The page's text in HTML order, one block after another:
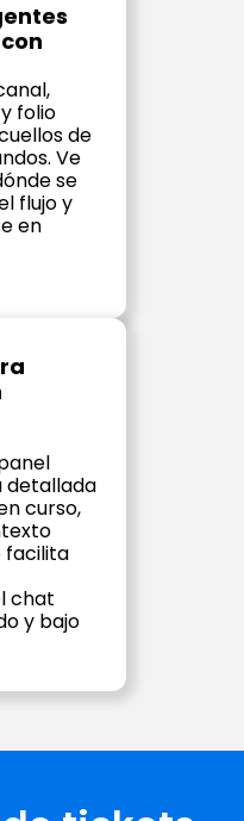
folio
de
Ve
se
flujo y
en
detallada
curso,
facilita
chat
y bajo